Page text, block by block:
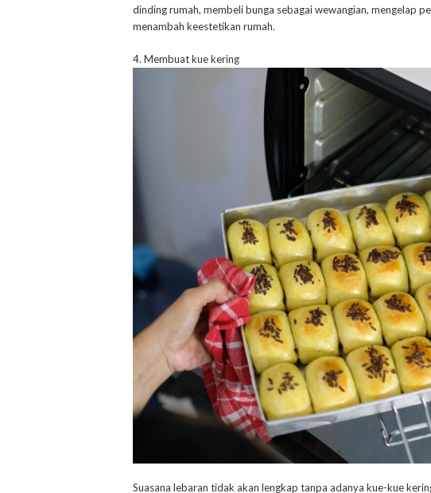
dinding rumah, membeli bunga sebagai wewangian, mengelap
menambah keestetikan rumah.
4. Membuat kue kering
Suasana lebaran tidak akan lengkap tanpa adanya kue-kue